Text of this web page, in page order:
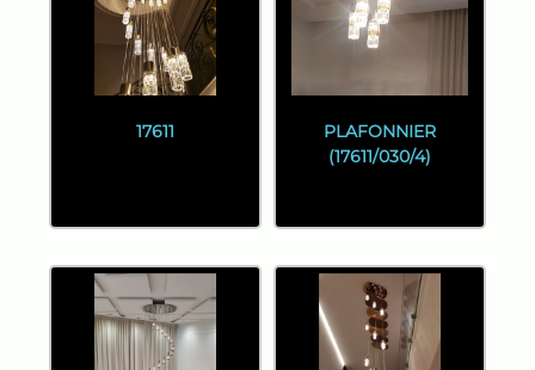
17611
PLAFONNIER
(17611/030/4)